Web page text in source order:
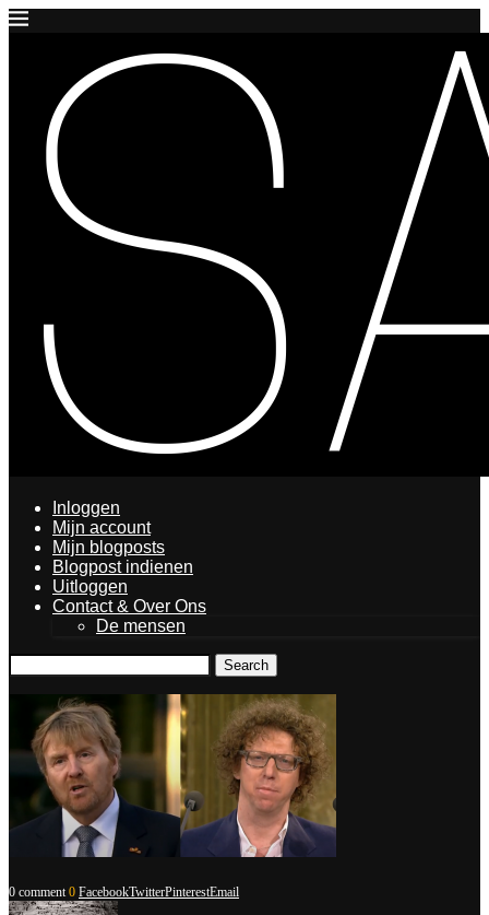
Inloggen
Mijn account
Mijn blogposts
Blogpost indienen
Uitloggen
Contact & Over Ons
De mensen
Search
0 comment 0 FacebookTwitterPinterestEmail